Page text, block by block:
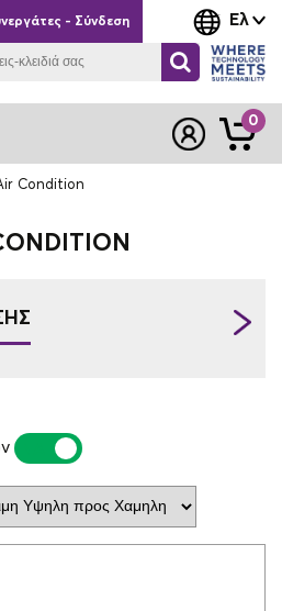
Ελ
- Σύνδεση
0
Condition